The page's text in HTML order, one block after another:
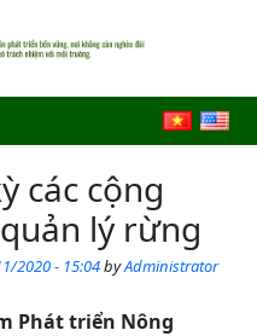
các cộng
lý rừng
2020 - 15:04byAdministrator
Phát triển Nông